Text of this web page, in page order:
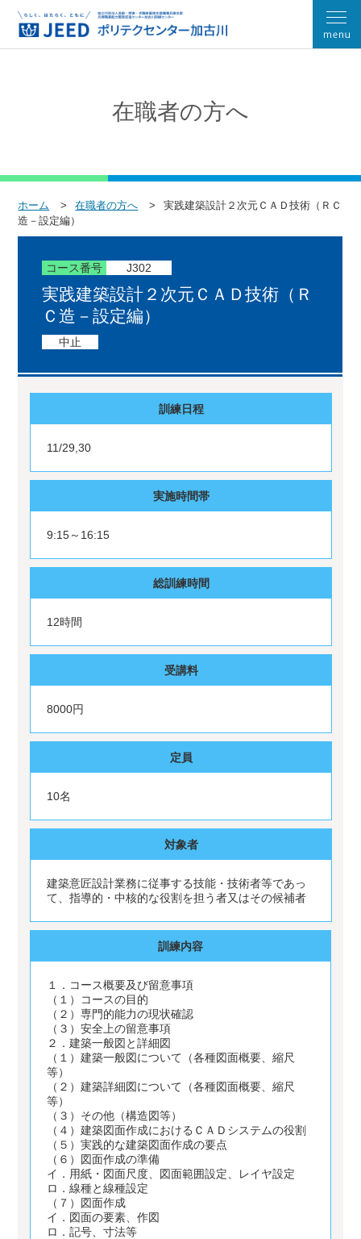
在職者の方へ
ホーム 在職者の方へ
実践建築設計２次元ＣＡＤ技術（ＲＣ
造－設定編）
コース番号 J302
実践建築設計２次元ＣＡＤ技術（Ｒ
Ｃ造－設定編）
中止
訓練日程
11/29,30
実施時間帯
9:15～16:15
総訓練時間
12時間
受講料
8000円
定員
10名
対象者
建築意匠設計業務に従事する技能・技術者等であっ
て、指導的・中核的な役割を担う者又はその候補者
訓練内容
１．コース概要及び留意事項
（１）コースの目的
（２）専門的能力の現状確認
（３）安全上の留意事項
２．建築一般図と詳細図
（１）建築一般図について（各種図面概要、縮尺
等）
（２）建築詳細図について（各種図面概要、縮尺
等）
（３）その他（構造図等）
（４）建築図面作成におけるＣＡＤシステムの役割
（５）実践的な建築図面作成の要点
（６）図面作成の準備
イ．用紙・図面尺度、図面範囲設定、レイヤ設定
ロ．線種と線種設定
（７）図面作成
イ．図面の要素、作図
ロ．記号、寸法等